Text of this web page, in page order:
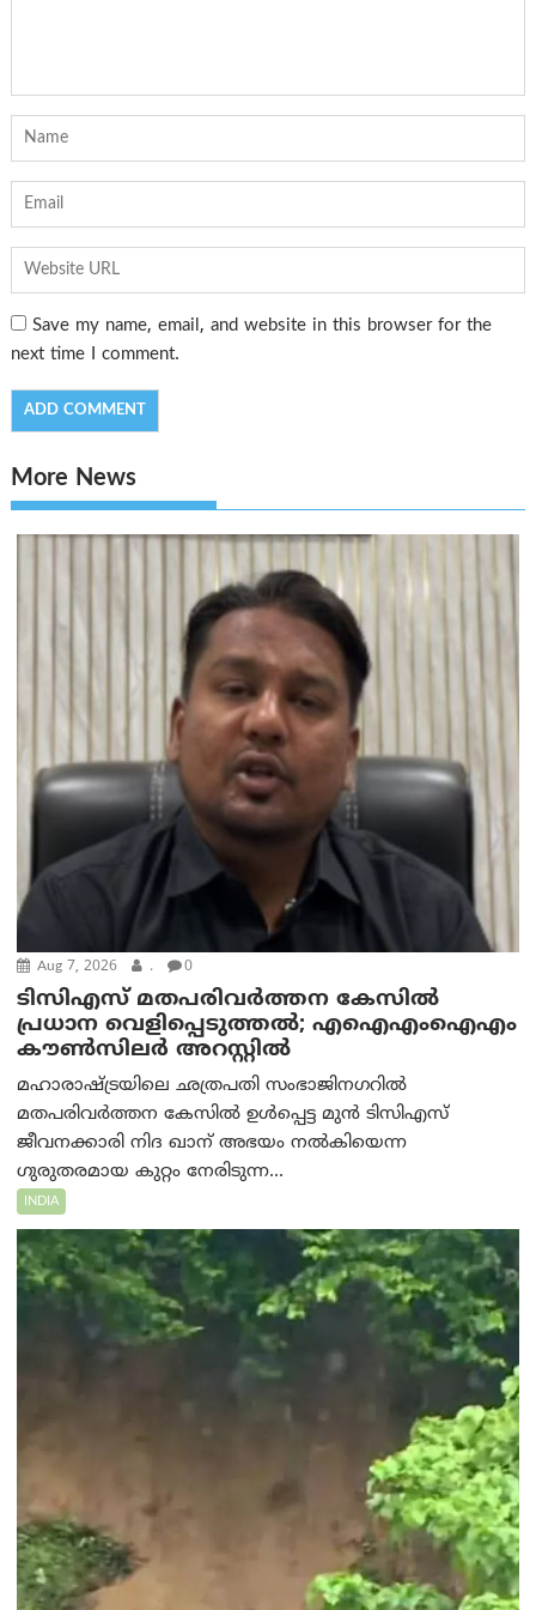
Save my name, email, and website in this browser for the
next time I comment.
More News
Aug 7, 2026 . 0
ടിസിഎസ് മതപരിവർത്തന കേസിൽ
പ്രധാന വെളിപ്പെടുത്തൽ; എഐഎംഐഎം
കൗൺസിലർ അറസ്റ്റിൽ
മഹാരാഷ്ട്രയിലെ ഛത്രപതി സംഭാജിനഗറിൽ
മതപരിവർത്തന കേസിൽ ഉൾപ്പെട്ട മുൻ ടിസിഎസ്
ജീവനക്കാരി നിദ ഖാന് അഭയം നൽകിയെന്ന
ഗുരുതരമായ കുറ്റം നേരിടുന്ന...
INDIA